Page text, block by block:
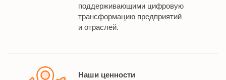
поддерживающими цифровую
трансформацию предприятий
и отраслей.
Наши ценности